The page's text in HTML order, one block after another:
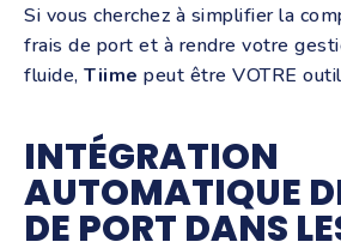
Si vous cherchez à simplifier la
frais de port et à rendre votre
fluide, Tiime peut être VOTRE
INTÉGRATION
AUTOMATIQUE
DE PORT DANS